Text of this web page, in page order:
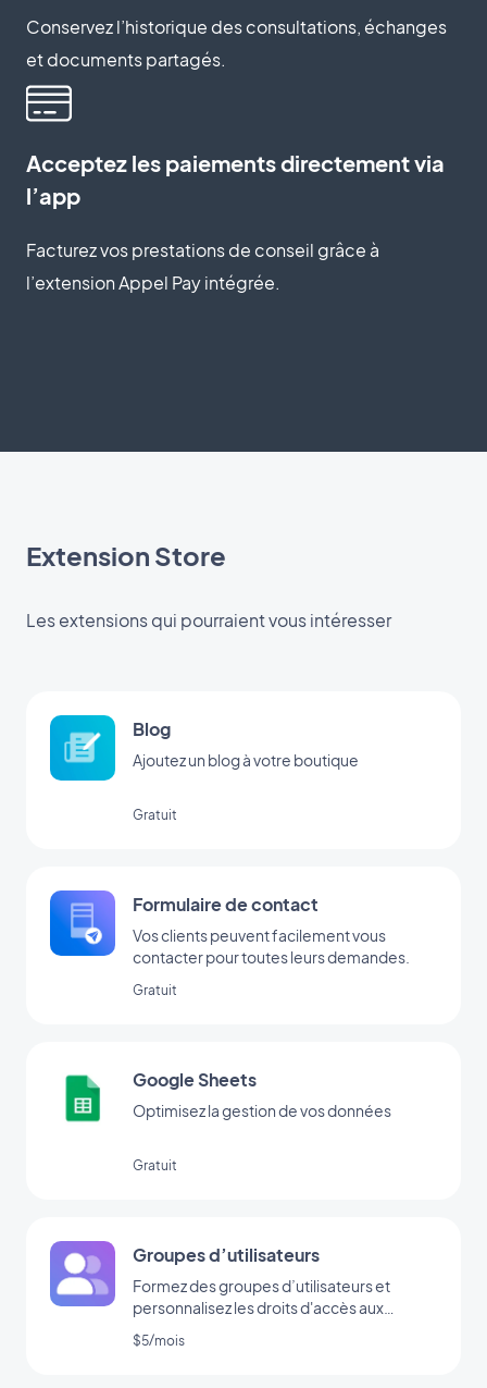
Conservez l’historique des consultations, échanges
et documents partagés.
Acceptez les paiements directement via
l’app
Facturez vos prestations de conseil grâce à
l’extension Appel Pay intégrée.
Extension Store
Les extensions qui pourraient vous intéresser
Blog
Ajoutez un blog à votre boutique
Gratuit
Formulaire de contact
Vos clients peuvent facilement vous
contacter pour toutes leurs demandes.
Gratuit
Google Sheets
Optimisez la gestion de vos données
Gratuit
Groupes d’utilisateurs
Formez des groupes d’utilisateurs et
personnalisez les droits d'accès aux
sections de votre app.
$5/mois